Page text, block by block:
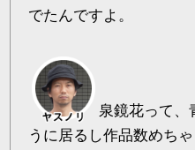
でたんですよ。
泉鏡花って、
うに居るし作品数めち